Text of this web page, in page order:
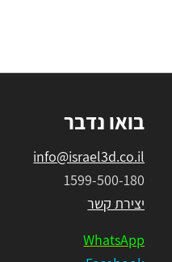
בואו נדבר
info@israel3d.co.il
1599-500-180
יצירת קשר
WhatsApp